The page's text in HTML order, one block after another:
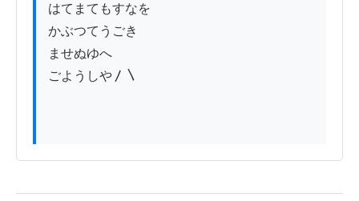
はてまてもすなを
かぶつてうごき
ませぬゆへ
ごようしや〳〵